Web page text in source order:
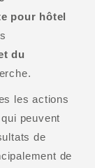
pour hôtel
du
les actions
peuvent
de
de